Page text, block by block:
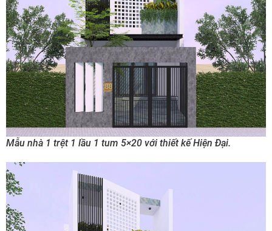
Mẫu nhà 1 trệt 1 lầu 1 tum 5×20 với thiết kế Hiện Đại.